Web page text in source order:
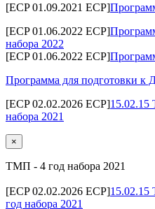
[ECP 01.09.2021 ECP]
[ECP 01.06.2022 ECP]
набора 2022
[ECP 01.06.2022 ECP]
Программа для подготовки к
[ECP 02.02.2026 ECP]
набора 2021
×
ТМП - 4 год набора 2021
[ECP 02.02.2026 ECP]
год набора 2021